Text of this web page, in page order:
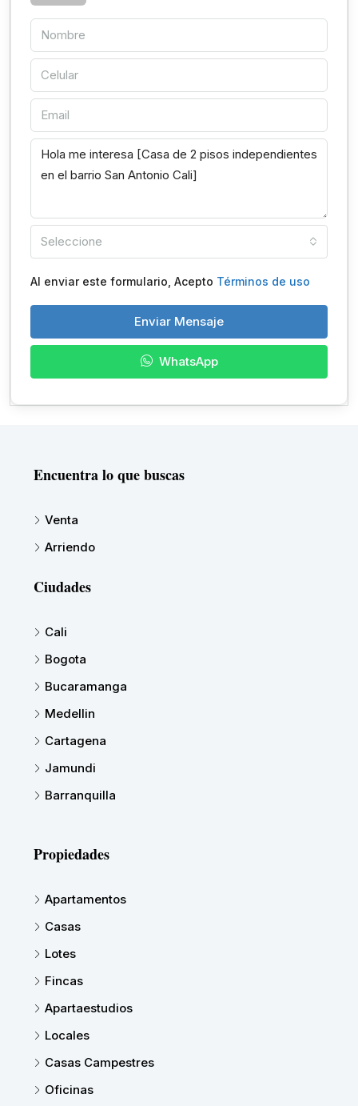
Seleccione
Al enviar este formulario, Acepto Términos de uso
Enviar Mensaje
WhatsApp
Encuentra lo que buscas
Venta
Arriendo
Ciudades
Cali
Bogota
Bucaramanga
Medellin
Cartagena
Jamundi
Barranquilla
Propiedades
Apartamentos
Casas
Lotes
Fincas
Apartaestudios
Locales
Casas Campestres
Oficinas